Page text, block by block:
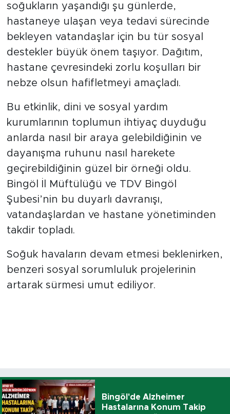
soğukların yaşandığı şu günlerde,
hastaneye ulaşan veya tedavi sürecinde
bekleyen vatandaşlar için bu tür sosyal
destekler büyük önem taşıyor. Dağıtım,
hastane çevresindeki zorlu koşulları bir
nebze olsun hafifletmeyi amaçladı.
Bu etkinlik, dini ve sosyal yardım
kurumlarının toplumun ihtiyaç duyduğu
anlarda nasıl bir araya gelebildiğinin ve
dayanışma ruhunu nasıl harekete
geçirebildiğinin güzel bir örneği oldu.
Bingöl İl Müftülüğü ve TDV Bingöl
Şubesi’nin bu duyarlı davranışı,
vatandaşlardan ve hastane yönetiminden
takdir topladı.
Soğuk havaların devam etmesi beklenirken,
benzeri sosyal sorumluluk projelerinin
artarak sürmesi umut ediliyor.
Bingöl'de Alzheimer
Hastalarına Konum Takip